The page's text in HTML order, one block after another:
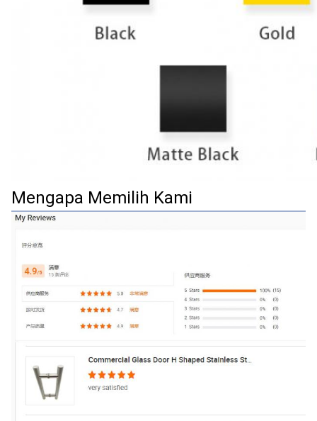
Mengapa Memilih Kami